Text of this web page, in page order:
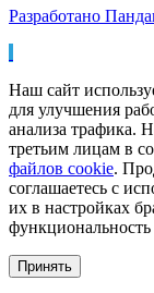
Разработано
Наш сайт
для улучшения
анализа трафика.
третьим лицам в
файлов cookie.
соглашаетесь с
их в настройках
функциональность
Принять